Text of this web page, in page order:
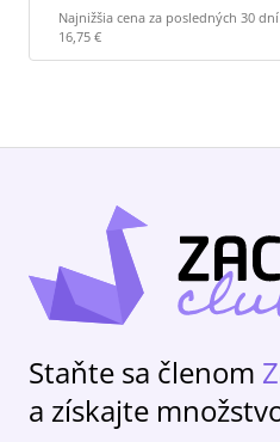
Najnižšia cena za posledných 30
16,75 €
Staňte sa členom
a získajte